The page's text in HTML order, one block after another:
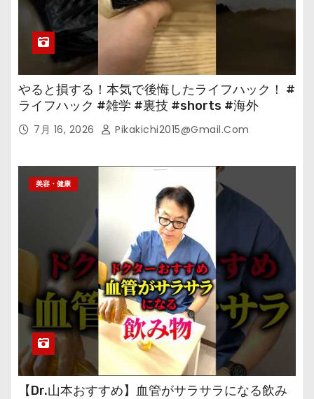
やると損する！本気で後悔したライフハック！ #
ライフハック #雑学 #裏技 #shorts #海外
7月 16, 2026 Pikakichi2015@gmail.com
美容・健康
【Dr.山本おすすめ】血管がサラサラになる飲み